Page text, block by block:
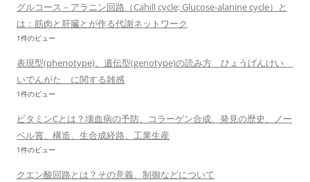
グルコース－アラニン回路（Cahill cycle; Glucose-alanine cycle）と
は：筋肉と肝臓とが作る代謝ネットワーク
1件のビュー
表現型(phenotype)、遺伝型(genotype)の読み方 ひょうげんけい
いでんがた に関する雑感
1件のビュー
ビタミンCとは？壊血病の予防、コラーゲン合成、発見の歴史、ノー
ベル賞、構造、生合成経路、工業生産
1件のビュー
クエン酸回路とは？その意義、制御などについて